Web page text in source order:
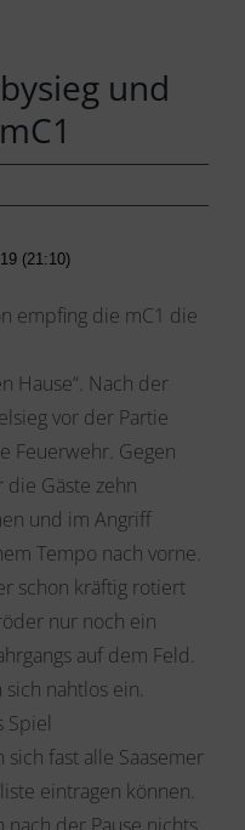
und
(21:10)
empfing die mC1 die
Hause“. Nach der
vor der Partie
Feuerwehr. Gegen
die Gäste zehn
und im Angriff
Tempo nach vorne.
schon kräftig rotiert
nur noch ein
auf dem Feld.
nahtlos ein.
Spiel
fast alle Saasemer
eintragen können.